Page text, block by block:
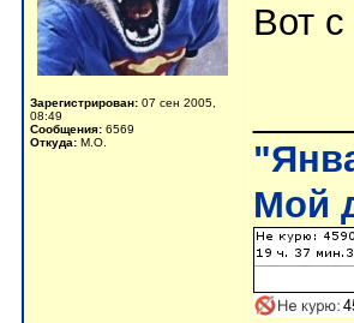
Зарегистрирован: 07 сен 2005,
08:49
Сообщения: 6569
Откуда: М.О.
Вот
Мой